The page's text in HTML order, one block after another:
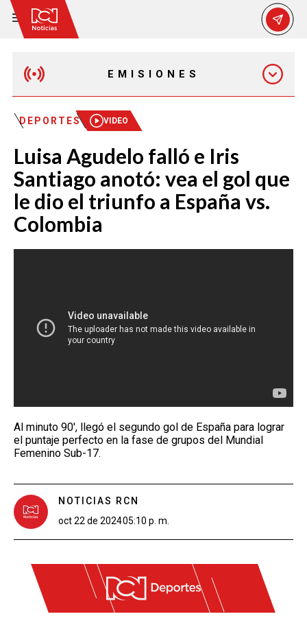
EMISIONES
MAÑANA EXPRESS
EMISIÓN 12:30 PM
EMISIÓN 7:00 PM
EMISIÓN 11:30 PM
DEPORTES VIDEO
Luisa Agudelo falló e Iris
Santiago anotó: vea el gol que
le dio el triunfo a España vs.
Colombia
Al minuto 90', llegó el segundo gol de España para lograr
el puntaje perfecto en la fase de grupos del Mundial
Femenino Sub-17.
NOTICIAS RCN
oct 22 de 202405:10 p. m.